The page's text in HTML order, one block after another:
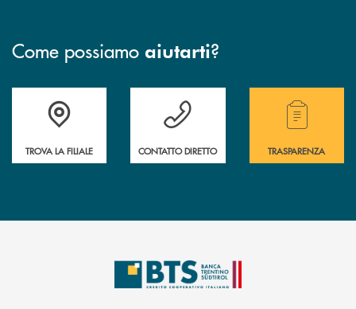
Come possiamo aiutarti?
Accedi all' elenco completo delle filiali.
TROVA LA FILIALE
Hai bisogno di assistenza immediata?
CONTATTO DIRETTO
Hai bisogno di
TRASPARENZA